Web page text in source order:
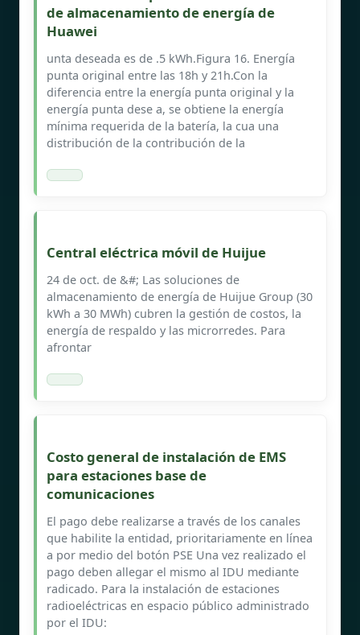
de almacenamiento de energía de
Huawei
unta deseada es de .5 kWh.Figura 16. Energía
punta original entre las 18h y 21h.Con la
diferencia entre la energía punta original y la
energía punta dese a, se obtiene la energía
mínima requerida de la batería, la cua una
distribución de la contribución de la
Central eléctrica móvil de Huijue
24 de oct. de &#; Las soluciones de
almacenamiento de energía de Huijue Group (30
kWh a 30 MWh) cubren la gestión de costos, la
energía de respaldo y las microrredes. Para
afrontar
Costo general de instalación de EMS
para estaciones base de
comunicaciones
El pago debe realizarse a través de los canales
que habilite la entidad, prioritariamente en línea
a por medio del botón PSE Una vez realizado el
pago deben allegar el mismo al IDU mediante
radicado. Para la instalación de estaciones
radioeléctricas en espacio público administrado
por el IDU: